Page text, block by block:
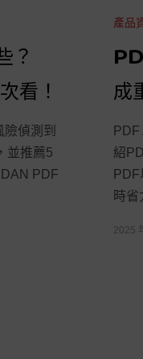
？
看！
偵測到
並推薦5
PDF
產品
成
紹
時省
2025